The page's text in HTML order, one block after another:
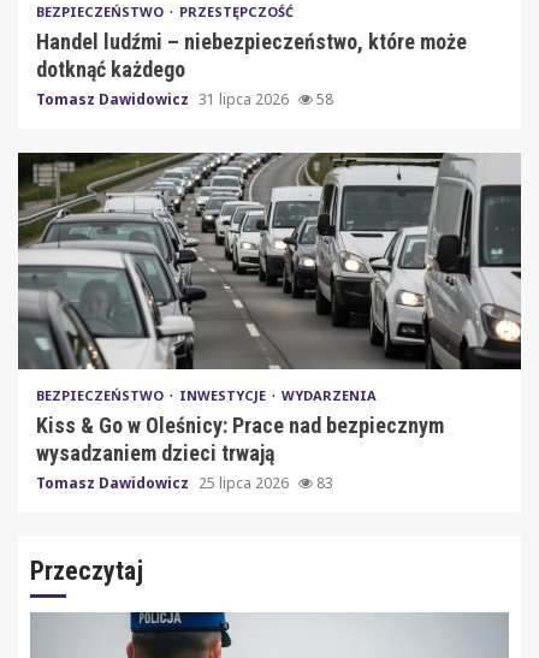
BEZPIECZEŃSTWO PRZESTĘPCZOŚĆ
Handel ludźmi – niebezpieczeństwo, które może
dotknąć każdego
Tomasz Dawidowicz 31 lipca 2026 58
BEZPIECZEŃSTWO INWESTYCJE WYDARZENIA
Kiss & Go w Oleśnicy: Prace nad bezpiecznym
wysadzaniem dzieci trwają
Tomasz Dawidowicz 25 lipca 2026 83
Przeczytaj